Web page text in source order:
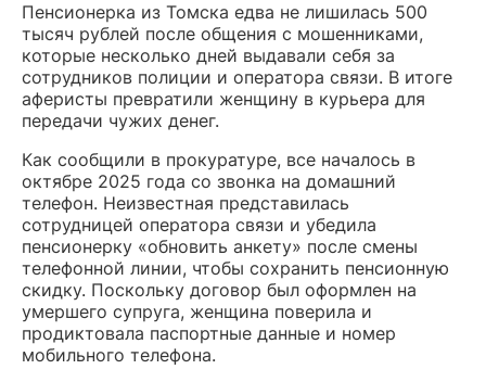
Пенсионерка из Томска едва не лишилась 500
тысяч рублей после общения с мошенниками,
которые несколько дней выдавали себя за
сотрудников полиции и оператора связи. В итоге
аферисты превратили женщину в курьера для
передачи чужих денег.
Как сообщили в прокуратуре, все началось в
октябре 2025 года со звонка на домашний
телефон. Неизвестная представилась
сотрудницей оператора связи и убедила
пенсионерку «обновить анкету» после смены
телефонной линии, чтобы сохранить пенсионную
скидку. Поскольку договор был оформлен на
умершего супруга, женщина поверила и
продиктовала паспортные данные и номер
мобильного телефона.